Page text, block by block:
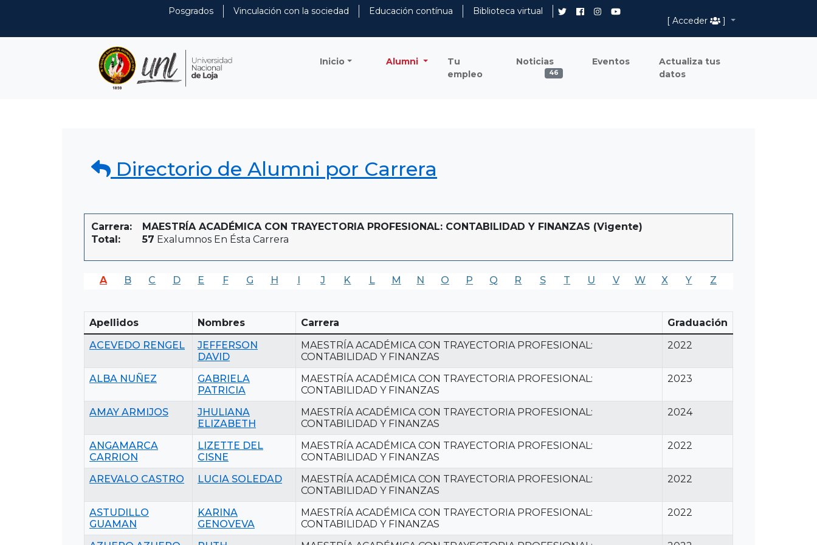
Posgrados Vinculación con la sociedad Educación contínua
Biblioteca virtual
[ Acceder
]
Inicio Alumni
Tu
empleo
Noticias
46
Eventos
Actualiza tus
datos
Directorio de Alumni por Carrera
Carrera:
MAESTRÍA ACADÉMICA CON TRAYECTORIA PROFESIONAL: CONTABILIDAD Y FINANZAS (Vigente)
Total:
57 Exalumnos En Ésta Carrera
A B C D E F G H I J K L M N O P Q R S T U V W X Y Z
Apellidos Nombres Carrera
Graduación
ACEVEDO RENGEL
JEFFERSON
DAVID
MAESTRÍA ACADÉMICA CON TRAYECTORIA PROFESIONAL:
CONTABILIDAD Y FINANZAS
2022
ALBA NUÑEZ
GABRIELA
PATRICIA
MAESTRÍA ACADÉMICA CON TRAYECTORIA PROFESIONAL:
CONTABILIDAD Y FINANZAS
2023
AMAY ARMIJOS
JHULIANA
ELIZABETH
MAESTRÍA ACADÉMICA CON TRAYECTORIA PROFESIONAL:
CONTABILIDAD Y FINANZAS
2024
ANGAMARCA
CARRION
LIZETTE DEL
CISNE
MAESTRÍA ACADÉMICA CON TRAYECTORIA PROFESIONAL:
CONTABILIDAD Y FINANZAS
2022
AREVALO CASTRO LUCIA SOLEDAD
MAESTRÍA ACADÉMICA CON TRAYECTORIA PROFESIONAL:
CONTABILIDAD Y FINANZAS
2022
ASTUDILLO
GUAMAN
KARINA
GENOVEVA
MAESTRÍA ACADÉMICA CON TRAYECTORIA PROFESIONAL:
CONTABILIDAD Y FINANZAS
2022